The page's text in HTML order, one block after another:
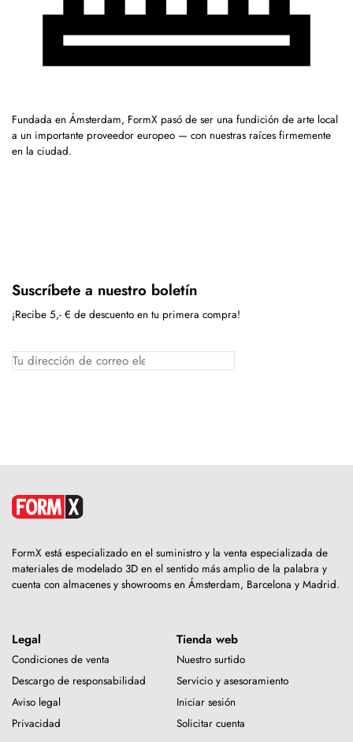
Fundada en Ámsterdam, FormX pasó de ser una fundición de arte local
a un importante proveedor europeo — con nuestras raíces firmemente
en la ciudad.
Suscríbete a nuestro boletín
¡Recibe 5,- € de descuento en tu primera compra!
FormX está especializado en el suministro y la venta especializada de
materiales de modelado 3D en el sentido más amplio de la palabra y
cuenta con almacenes y showrooms en Ámsterdam, Barcelona y Madrid.
Legal
Condiciones de venta
Descargo de responsabilidad
Aviso legal
Privacidad
Tienda web
Nuestro surtido
Servicio y asesoramiento
Iniciar sesión
Solicitar cuenta